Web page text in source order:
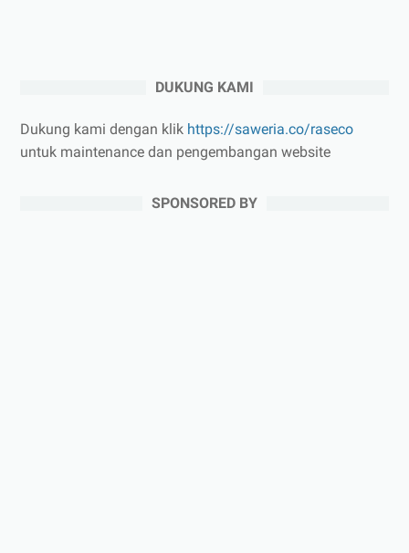
DUKUNG KAMI
Dukung kami dengan klik https://saweria.co/raseco
untuk maintenance dan pengembangan website
SPONSORED BY